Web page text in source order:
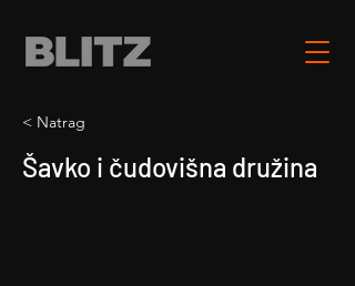
< Natrag
Šavko i čudovišna družina